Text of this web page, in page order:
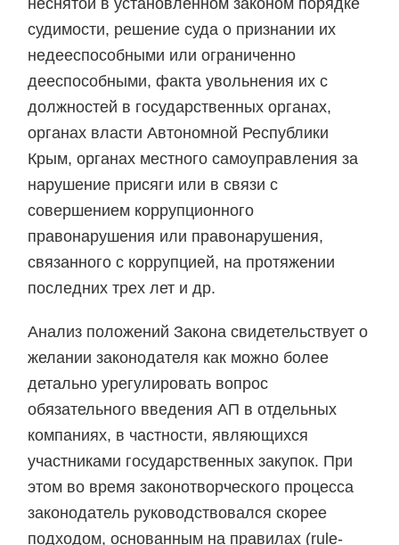
неснятой в установленном законом порядке
судимости, решение суда о признании их
недееспособными или ограниченно
дееспособными, факта увольнения их с
должностей в государственных органах,
органах власти Автономной Республики
Крым, органах местного самоуправления за
нарушение присяги или в связи с
совершением коррупционного
правонарушения или правонарушения,
связанного с коррупцией, на протяжении
последних трех лет и др.
Анализ положений Закона свидетельствует о
желании законодателя как можно более
детально урегулировать вопрос
обязательного введения АП в отдельных
компаниях, в частности, являющихся
участниками государственных закупок. При
этом во время законотворческого процесса
законодатель руководствовался скорее
подходом, основанным на правилах (rule-